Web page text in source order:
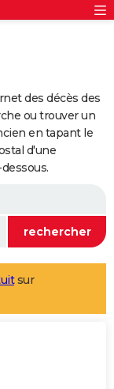
des décès des
ou trouver un
en tapant le
d'une
sur